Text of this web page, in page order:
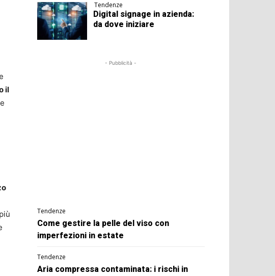
il
Tendenze
Digital signage in azienda:
da dove iniziare
- Pubblicità -
Tendenze
Come gestire la pelle del viso con
imperfezioni in estate
Tendenze
Aria compressa contaminata: i rischi in